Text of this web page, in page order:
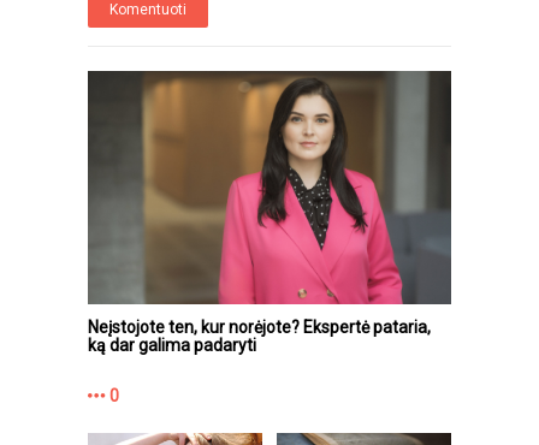
Komentuoti
Neįstojote ten, kur norėjote? Ekspertė pataria,
ką dar galima padaryti
0